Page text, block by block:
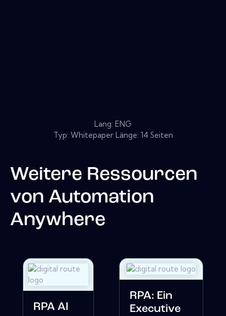
Lang: ENG
Typ: Whitepaper Länge: 14 Seiten
Weitere Ressourcen
von Automation
Anywhere
RPA AI
RPA: Ein
Executive